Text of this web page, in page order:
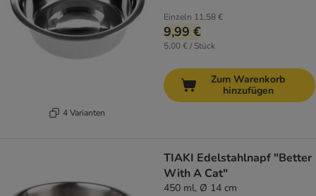
4 Varianten
Einzeln 11,58 €
9,99 €
5,00 € / Stück
Zum Warenkorb
hinzufügen
TIAKI Edelstahlnapf "Better
With A Cat"
450 ml, Ø 14 cm